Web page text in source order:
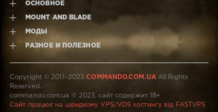
ОСНОВНОЕ
MOUNT AND BLADE
МОДЫ
РАЗНОЕ И ПОЛЕЗНОЕ
Copyright © 2011–2023COMMANDO.COM.UAAll Rights
Reserved.
commando.com.ua © 2023, сайт содержит 18+
Сайт працює на швидкому VPS/VDS хостингу від FASTVPS